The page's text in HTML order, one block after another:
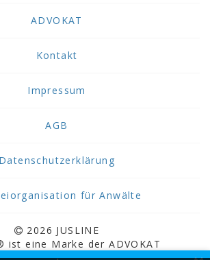
ADVOKAT
Kontakt
Impressum
AGB
Datenschutzerklärung
für Anwälte
2026 JUSLINE
ist eine Marke der ADVOKAT